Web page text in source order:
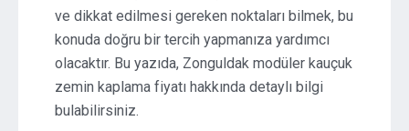
ve dikkat edilmesi gereken noktaları bilmek, bu
konuda doğru bir tercih yapmanıza yardımcı
olacaktır. Bu yazıda, Zonguldak modüler kauçuk
zemin kaplama fiyatı hakkında detaylı bilgi
bulabilirsiniz.